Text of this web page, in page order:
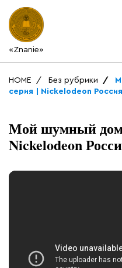
«Znanie»
HOME Без рубрики
серия | Nickelodeon Россия
Мой шумный дом
Nickelodeon